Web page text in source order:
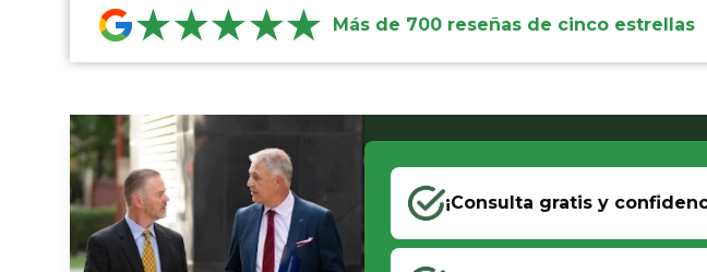
★★★★★ Más de 700 reseñas de cinco estrellas
¡Consulta gratis y